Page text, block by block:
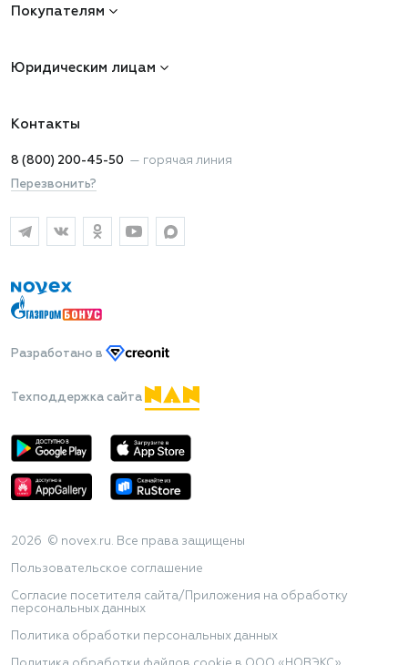
Покупателям
Юридическим лицам
Контакты
8 (800) 200-45-50 — горячая линия
Перезвонить?
Разработано в
Техподдержка сайта
2026 © novex.ru. Все права защищены
Пользовательское соглашение
Согласие посетителя сайта/Приложения на обработку
персональных данных
Политика обработки персональных данных